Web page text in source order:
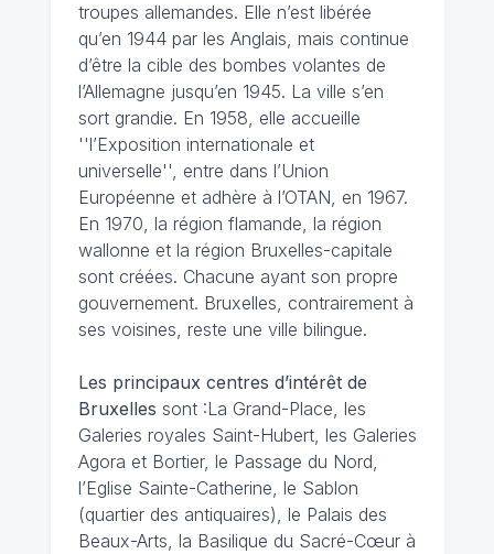
troupes allemandes. Elle n’est libérée
qu’en 1944 par les Anglais, mais continue
d’être la cible des bombes volantes de
l’Allemagne jusqu’en 1945. La ville s’en
sort grandie. En 1958, elle accueille
''l’Exposition internationale et
universelle'', entre dans l’Union
Européenne et adhère à l’OTAN, en 1967.
En 1970, la région flamande, la région
wallonne et la région Bruxelles-capitale
sont créées. Chacune ayant son propre
gouvernement. Bruxelles, contrairement à
ses voisines, reste une ville bilingue.
Les principaux centres d’intérêt de
Bruxelles sont :La Grand-Place, les
Galeries royales Saint-Hubert, les Galeries
Agora et Bortier, le Passage du Nord,
l’Eglise Sainte-Catherine, le Sablon
(quartier des antiquaires), le Palais des
Beaux-Arts, la Basilique du Sacré-Cœur à